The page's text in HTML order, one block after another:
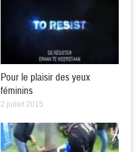
Pour le plaisir des yeux
féminins
2 juillet 2015